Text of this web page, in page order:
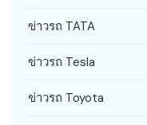
ข่าวรถ TATA
ข่าวรถ Tesla
ข่าวรถ Toyota